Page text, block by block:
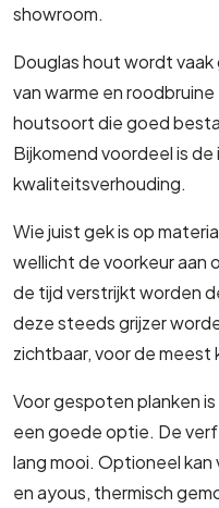
showroom.
Douglas hout wordt
van warme en
houtsoort die goed
Bijkomend voordeel is
kwaliteitsverhouding.
Wie juist gek is op
wellicht de voorkeur aan
de tijd verstrijkt worden
deze steeds grijzer
zichtbaar, voor de meest
Voor gespoten planken
een goede optie. De
lang mooi. Optioneel
en ayous, thermisch